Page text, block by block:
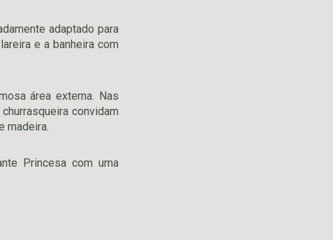
adaptado para
e a banheira com
área externa. Nas
convidam
madeira.
Princesa com uma